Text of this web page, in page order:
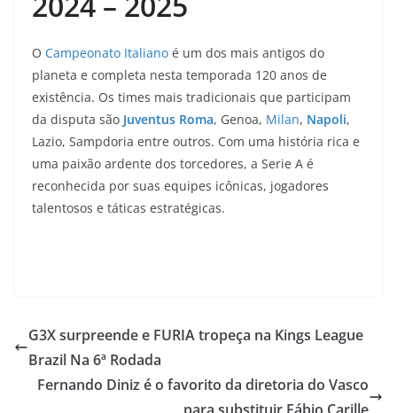
O Campeonato Italiano é um dos mais antigos do
planeta e completa nesta temporada 120 anos de
existência. Os times mais tradicionais que participam
da disputa são Juventus Roma, Genoa, Milan, Napoli,
Lazio, Sampdoria entre outros. Com uma história rica e
uma paixão ardente dos torcedores, a Serie A é
reconhecida por suas equipes icônicas, jogadores
talentosos e táticas estratégicas.
G3X surpreende e FURIA tropeça na Kings League
Brazil Na 6ª Rodada
Fernando Diniz é o favorito da diretoria do Vasco